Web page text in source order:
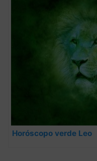
Horóscopo verde Leo